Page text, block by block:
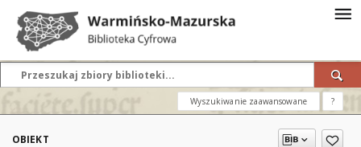
Wyszukiwanie zaawansowane ?
OBIEKT